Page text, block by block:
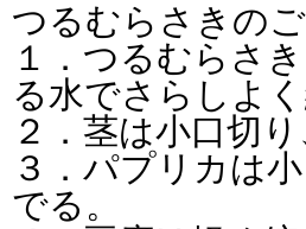
つるむらさきの
１．つるむらさ
る水でさらしよ
２．茎は小口切
３．パプリカは
でる。